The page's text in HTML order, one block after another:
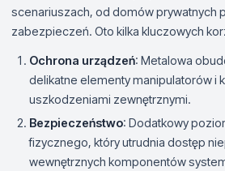
scenariuszach, od domów prywatnych
zabezpieczeń. Oto kilka kluczowych
Ochrona urządzeń: Metalowa
delikatne elementy manipulatorów i
uszkodzeniami zewnętrznymi.
Bezpieczeństwo: Dodatkowy
fizycznego, który utrudnia dostęp
wewnętrznych komponentów